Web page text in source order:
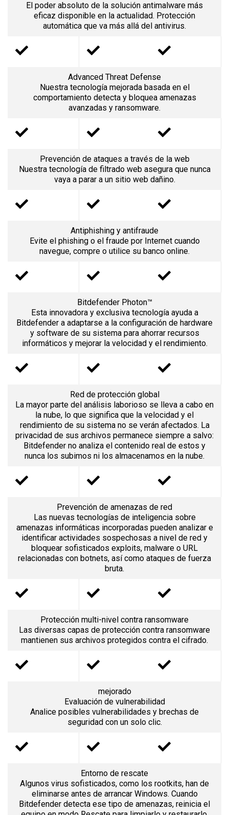
El poder absoluto de la solución antimalware más
eficaz disponible en la actualidad. Protección
automática que va más allá del antivirus.
Advanced Threat Defense
Nuestra tecnología mejorada basada en el
comportamiento detecta y bloquea amenazas
avanzadas y ransomware.
Prevención de ataques a través de la web
Nuestra tecnología de filtrado web asegura que nunca
vaya a parar a un sitio web dañino.
Antiphishing y antifraude
Evite el phishing o el fraude por Internet cuando
navegue, compre o utilice su banco online.
Bitdefender Photon™
Esta innovadora y exclusiva tecnología ayuda a
Bitdefender a adaptarse a la configuración de hardware
y software de su sistema para ahorrar recursos
informáticos y mejorar la velocidad y el rendimiento.
Red de protección global
La mayor parte del análisis laborioso se lleva a cabo en
la nube, lo que significa que la velocidad y el
rendimiento de su sistema no se verán afectados. La
privacidad de sus archivos permanece siempre a salvo:
Bitdefender no analiza el contenido real de estos y
nunca los subimos ni los almacenamos en la nube.
Prevención de amenazas de red
Las nuevas tecnologías de inteligencia sobre
amenazas informáticas incorporadas pueden analizar e
identificar actividades sospechosas a nivel de red y
bloquear sofisticados exploits, malware o URL
relacionadas con botnets, así como ataques de fuerza
bruta.
Protección multi-nivel contra ransomware
Las diversas capas de protección contra ransomware
mantienen sus archivos protegidos contra el cifrado.
mejorado
Evaluación de vulnerabilidad
Analice posibles vulnerabilidades y brechas de
seguridad con un solo clic.
Entorno de rescate
Algunos virus sofisticados, como los rootkits, han de
eliminarse antes de arrancar Windows. Cuando
Bitdefender detecta ese tipo de amenazas, reinicia el